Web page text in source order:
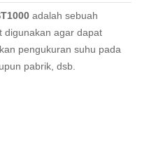
adalah sebuah
digunakan agar dapat
pengukuran suhu pada
pabrik, dsb.